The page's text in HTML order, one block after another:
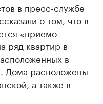
в пресс-службе
о том, что в
«приемо-
ряд квартир в
в
Дома расположены
а также в